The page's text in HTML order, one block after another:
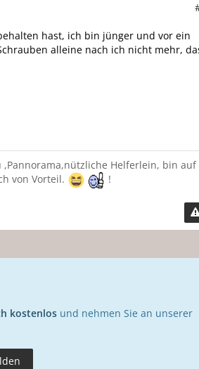
hast, ich bin jünger und vor ein
alleine nach ich nicht mehr,
,Pannorama,nützliche Helferlein, bin auf
von Vorteil.
!
kostenlos und nehmen Sie an unserer